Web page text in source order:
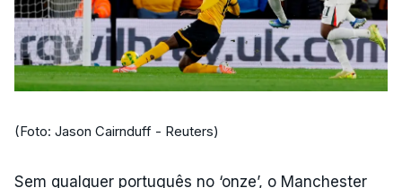
(Foto: Jason Cairnduff - Reuters)
Sem qualquer português no ‘onze’, o Manchester